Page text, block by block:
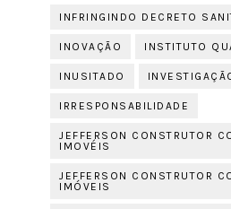
INFRINGINDO DECRETO
INOVAÇÃO INSTITUTO
INUSITADO
IRRESPONSABILIDADE
JEFFERSON CONSTRUTOR
IMOVÉIS
JEFFERSON CONSTRUTOR
IMÓVEIS